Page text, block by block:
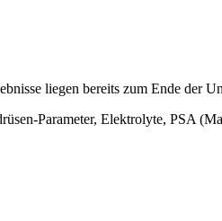
liegen bereits zum Ende der
Parameter, Elektrolyte, PSA